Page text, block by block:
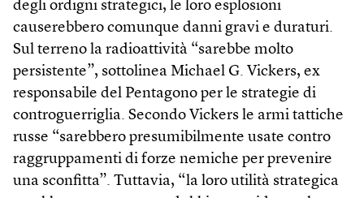
degli ordigni strategici, le loro esplosioni
causerebbero comunque danni gravi e duraturi.
Sul terreno la radioattività “sarebbe molto
persistente”, sottolinea Michael G. Vickers, ex
responsabile del Pentagono per le strategie di
controguerriglia. Secondo Vickers le armi tattiche
russe “sarebbero presumibilmente usate contro
raggruppamenti di forze nemiche per prevenire
una sconfitta”. Tuttavia, “la loro utilità strategica